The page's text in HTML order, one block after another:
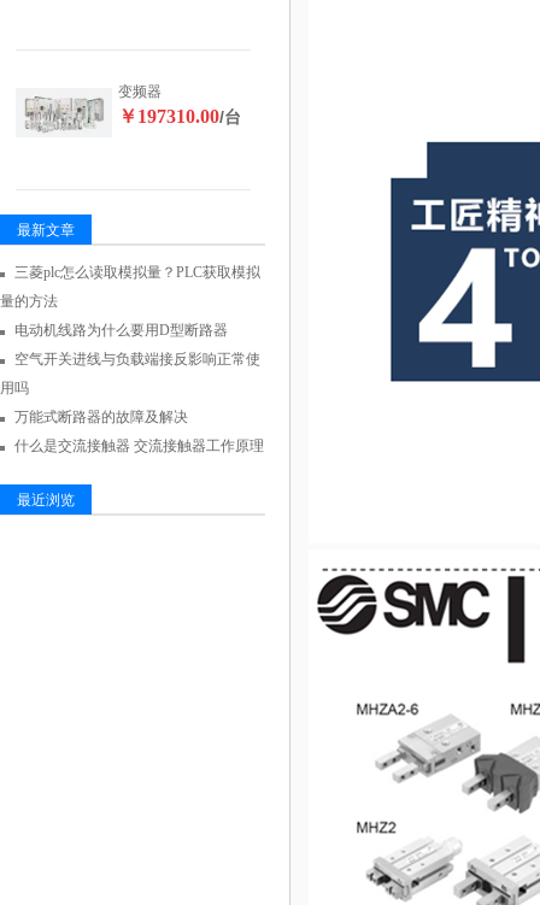
变频器
￥197310.00/台
最新文章
三菱plc怎么读取模拟量？PLC获取模拟
量的方法
电动机线路为什么要用D型断路器
空气开关进线与负载端接反影响正常使
用吗
万能式断路器的故障及解决
什么是交流接触器 交流接触器工作原理
最近浏览